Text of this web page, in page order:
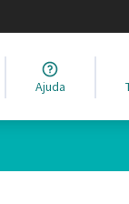
Elegir el idioma
Ajuda